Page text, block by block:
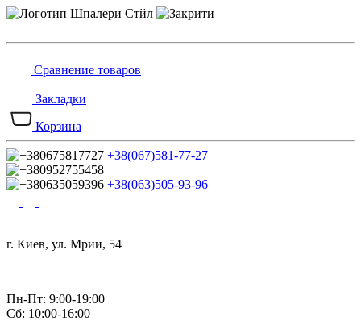
Сравнение товаров
Закладки
Корзина
+38(067)581-77-27
+38(063)505-93-96
г. Киев, ул. Мрии, 54
Пн-Пт: 9:00-19:00
Сб: 10:00-16:00